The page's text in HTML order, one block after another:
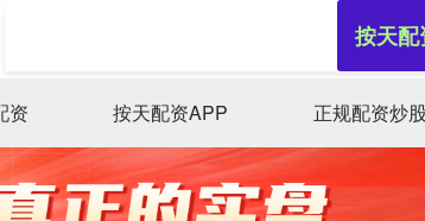
资 按天配资APP 正规配资炒
按天